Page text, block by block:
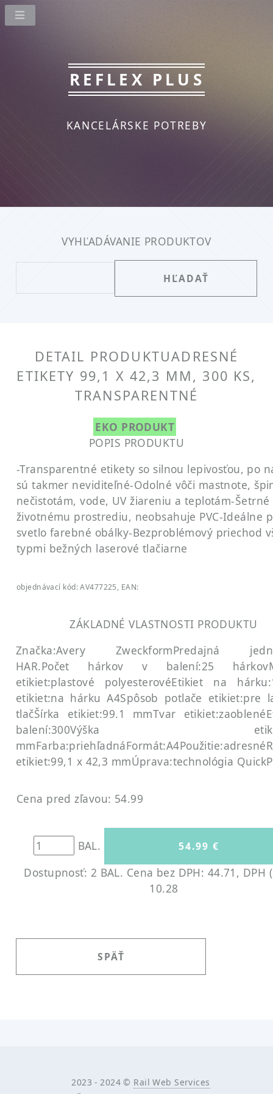
REFLEX PLUS
KANCELÁRSKE POTREBY
VYHĽADÁVANIE PRODUKTOV
DETAIL PRODUKTUADRESNÉ
ETIKETY 99,1 X 42,3 MM, 300 KS,
TRANSPARENTNÉ
EKO PRODUKT
POPIS PRODUKTU
-Transparentné etikety so silnou lepivosťou, po
sú takmer neviditeľné-Odolné vôči mastnote,
nečistotám, vode, UV žiareniu a teplotám-Šetrné
životnému prostrediu, neobsahuje PVC-Ideálne
svetlo farebné obálky-Bezproblémový priechod
typmi bežných laserové tlačiarne
objednávací kód: AV477225, EAN:
ZÁKLADNÉ VLASTNOSTI PRODUKTU
Značka:Avery ZweckformPredajná
HAR.Počet hárkov v balení:25 hárkov
etikiet:plastové polyesterovéEtikiet na
etikiet:na hárku A4Spôsob potlače etikiet:pre
tlačŠírka etikiet:99.1 mmTvar etikiet:zaoblené
balení:300Výška
mmFarba:priehľadnáFormát:A4Použitie:adresné
etikiet:99,1 x 42,3 mmÚprava:technológia
Cena pred zľavou: 54.99
BAL.
Dostupnosť: 2 BAL. Cena bez DPH: 44.71, DPH
10.28
SPÄŤ
2023 - 2024 © Rail Web Services